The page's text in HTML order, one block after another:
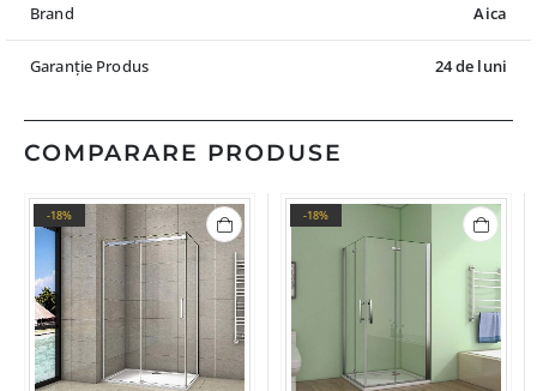
Brand Aica
Garanție Produs 24 de luni
COMPARARE PRODUSE
-18% -18%